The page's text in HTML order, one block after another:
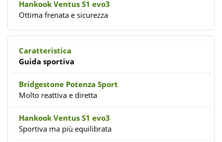
Ottima frenata e sicurezza
Guida sportiva
Molto reattiva e diretta
Sportiva ma più equilibrata